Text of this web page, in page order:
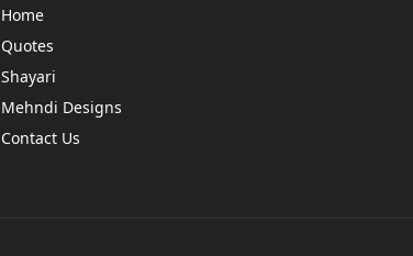
Home
Quotes
Shayari
Mehndi Designs
Contact Us